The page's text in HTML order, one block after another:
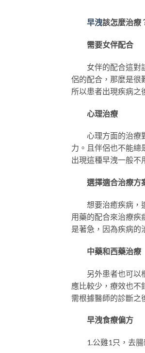
早洩該怎麼治療
需要女伴配合
女伴的配合這對該
侶的配合，那麼是很
所以患者出現疾病之
心理治療
心理方面的治療對
力。且伴侶也不能總
出現這種早洩一般不
選擇適合治療方
想要治癒疾病，適
用藥的配合來治療疾
是著急，因為疾病的
中藥和西藥治療
另外患者也可以根
應比較少，療效也不
需根據醫師的診斷之
早洩食療偏方
1.公雞1只，去腸